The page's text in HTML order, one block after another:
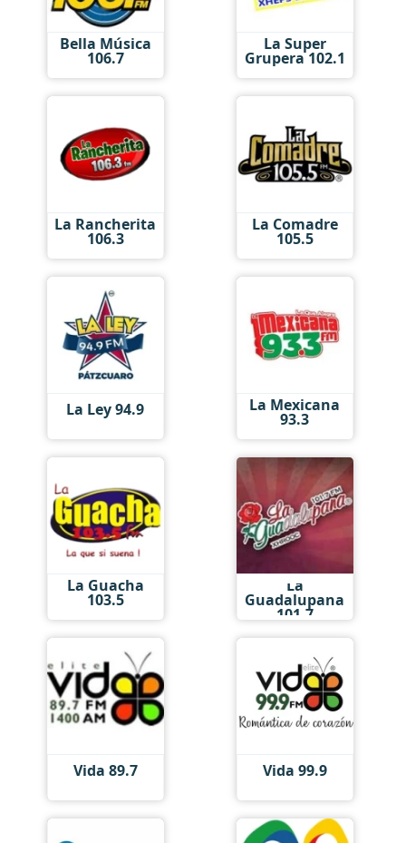
Bella Música
106.7
La Super
Grupera 102.1
La Rancherita
106.3
La Comadre
105.5
La Ley 94.9 La Mexicana
93.3
La Guacha
103.5
La
Guadalupana
101.7
Vida 89.7 Vida 99.9